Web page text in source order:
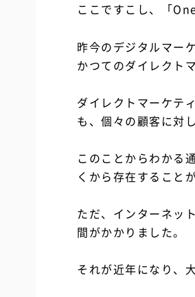
ここですこし、「
昨今のデジタルマー
かつてのダイレクト
ダイレクトマーケテ
も、個々の顧客に対
このことからわかる
くから存在すること
ただ、インターネッ
間がかかりました。
それが近年になり、